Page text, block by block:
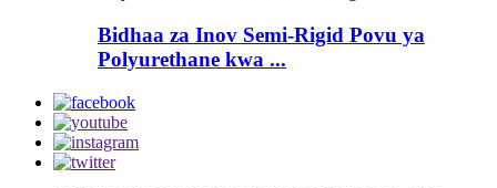
Bidhaa za Inov Semi-Rigid Povu ya
Polyurethane kwa ...